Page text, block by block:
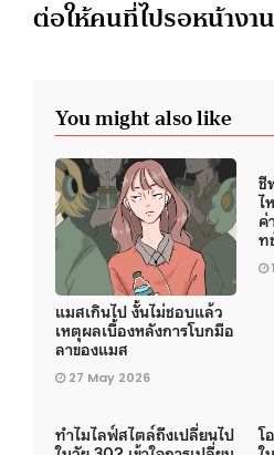
ต่อให้คนที่ไปรอหน้างา
You might also like
แมสเกินไป งั้นไม่ชอบแล้ว
เหตุผลเบื้องหลังการโบกมือ
ลาของแมส
27 May 2026
ชี
ไ
ค่
ท
ทำไมไลฟ์สไตล์ถึงเปลี่ยนไป
โ